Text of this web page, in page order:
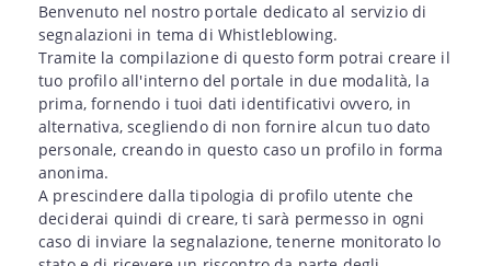
Benvenuto nel nostro portale dedicato al servizio di
segnalazioni in tema di Whistleblowing.
Tramite la compilazione di questo form potrai creare il
tuo profilo all'interno del portale in due modalità, la
prima, fornendo i tuoi dati identificativi ovvero, in
alternativa, scegliendo di non fornire alcun tuo dato
personale, creando in questo caso un profilo in forma
anonima.
A prescindere dalla tipologia di profilo utente che
deciderai quindi di creare, ti sarà permesso in ogni
caso di inviare la segnalazione, tenerne monitorato lo